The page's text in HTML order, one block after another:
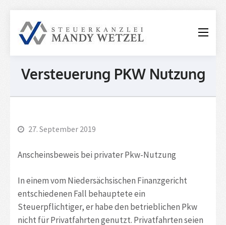
Steuerkanzlei
Wetzel
Versteuerung PKW Nutzung
27. September 2019
Anscheinsbeweis bei privater Pkw-Nutzung
In einem vom Niedersächsischen Finanzgericht
entschiedenen Fall behauptete ein
Steuerpflichtiger, er habe den betrieblichen Pkw
nicht für Privatfahrten genutzt. Privatfahrten seien